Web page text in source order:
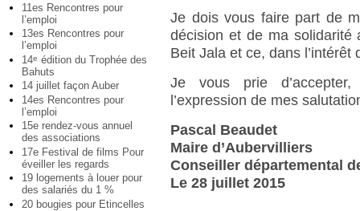
11es Rencontres pour
l’emploi
13es Rencontres pour
l’emploi
14e édition du Trophée des
Bahuts
14 juillet façon Auber
14es Rencontres pour
l’emploi
15e rendez-vous annuel
des associations
17e Festival de films Pour
éveiller les regards
19 logements à louer pour
des salariés du 1 %
20 bougies pour Etincelles
Je dois vous faire part de
décision et de ma solidarité
Beit Jala et ce, dans l’intérêt
Je vous prie d’accepter,
l’expression de mes
Pascal Beaudet
Maire d’Aubervilliers
Conseiller départemental
Le 28 juillet 2015